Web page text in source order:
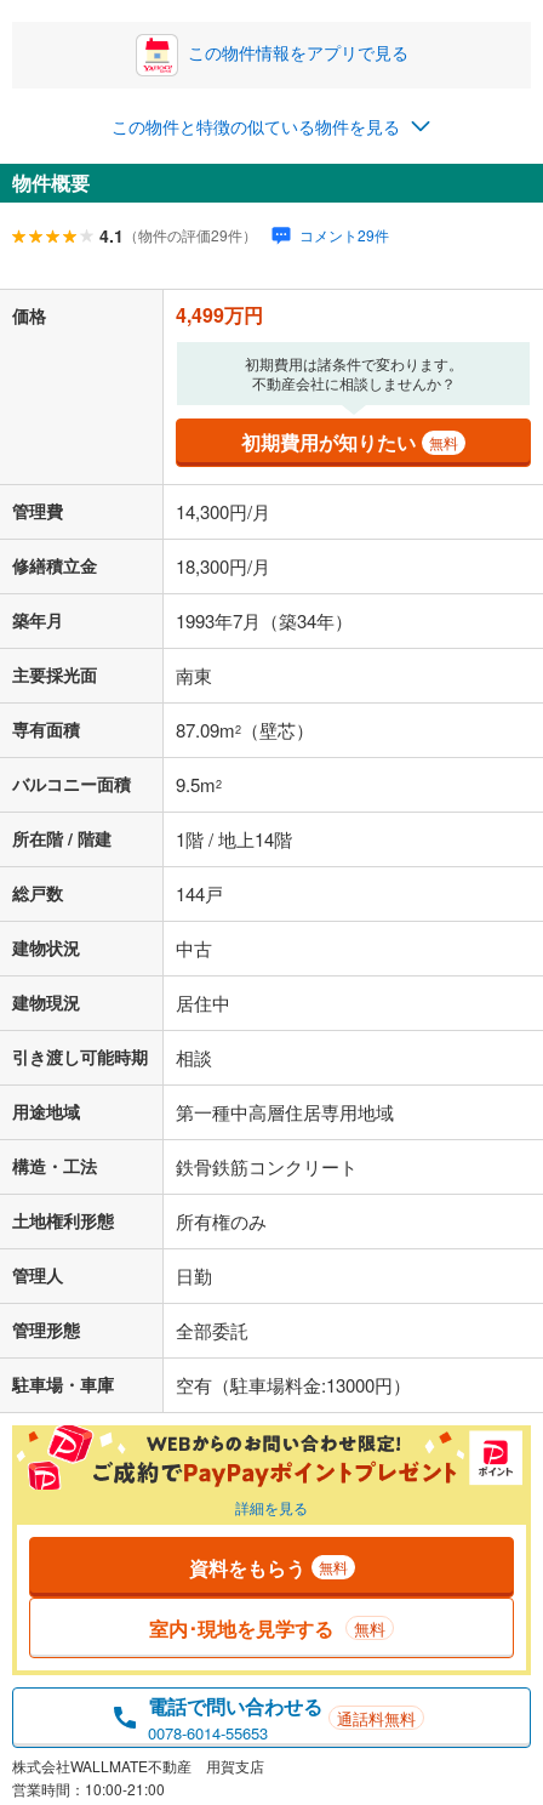
0円
ナス時の増額分（1回分）を入力してください。
ボーナス払いの限度額は金融機関によって異なります。
閉じる
月々の返済額
ローン返済額 116,787円（頭金比率 0%）
「金利」については、ご利用を予定されている金融機関等にご確認の
る値は、実際の金融機関等における貸出金利とは何ら関係がなく、実際
の金融機関等における貸出金利を何ら保証するものではありません。返
済方法「元利均等返済」にて算出しております。入力された金利を35年
適用した場合の計算結果を表示しています。
その他月額費用や、初期費用がかかります。ご注意ください。実際にお
条件によってお借り入れができないことがあります。
不動産会社に購入相談をする
閉じる
この物件情報をアプリで見る
この物件と特徴の似ている物件を見る
物件概要
4.1 （物件の評価29件） コメント29件
価格 4,499万円
初期費用は諸条件で変わります。
不動産会社に相談しませんか？
初期費用が知りたい 無料
管理費 14,300円/月
修繕積立金 18,300円/月
築年月 1993年7月（築34年）
主要採光面 南東
専有面積 87.09m2 （壁芯）
バルコニー面積 9.5m2
所在階 / 階建 1階 / 地上14階
総戸数 144戸
建物状況 中古
建物現況 居住中
引き渡し可能時期 相談
用途地域 第一種中高層住居専用地域
構造・工法 鉄骨鉄筋コンクリート
土地権利形態 所有権のみ
管理人 日勤
管理形態 全部委託
駐車場・車庫 空有（駐車場料金:13000円）
詳細を見る
資料をもらう 無料
室内･現地を見学する 無料
電話で問い合わせる
0078-6014-55653
通話料無料
株式会社WALLMATE不動産 用賀支店
営業時間：10:00-21:00